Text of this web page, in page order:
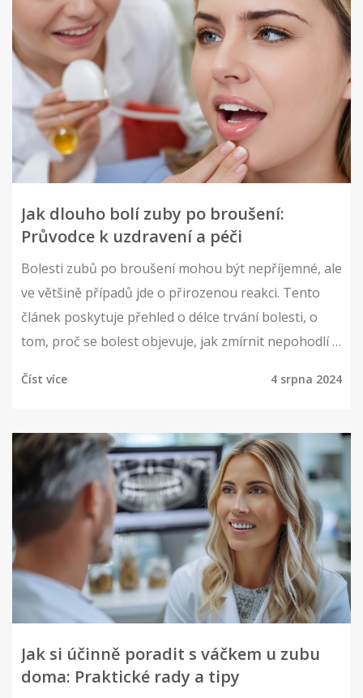
Jak dlouho bolí zuby po broušení:
Průvodce k uzdravení a péči
Bolesti zubů po broušení mohou být nepříjemné, ale
ve většině případů jde o přirozenou reakci. Tento
článek poskytuje přehled o délce trvání bolesti, o
tom, proč se bolest objevuje, jak zmírnit nepohodlí a
Číst více 4 srpna 2024
Jak si účinně poradit s váčkem u zubu
doma: Praktické rady a tipy